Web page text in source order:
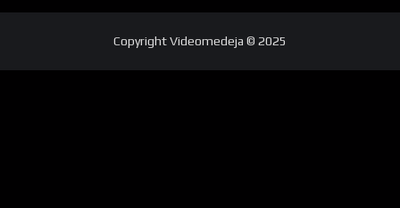
CopyrightVideomedeja © 2025